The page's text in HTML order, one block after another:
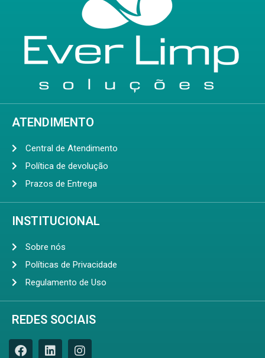
ATENDIMENTO
Central de Atendimento
Política de devolução
Prazos de Entrega
INSTITUCIONAL
Sobre nós
Políticas de Privacidade
Regulamento de Uso
REDES SOCIAIS